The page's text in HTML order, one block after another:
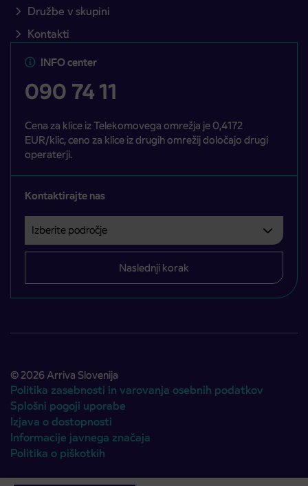
Družbe v skupini
Kontakti
INFO center
090 74 11
Cena za klice iz Telekomovega omrežja je 0,4172
EUR/klic, ceno za klice iz drugih omrežij določajo drugi
operaterji.
Kontaktirajte nas
Izberite področje
Področje je obvezno izbrati.
Naslednji korak
© 2026 Arriva Slovenija
Politika zasebnosti in varovanja osebnih podatkov
Splošni pogoji uporabe
Izjava o dostopnosti
Informacije javnega značaja
Politika o piškotkih
Avtorji:Emigma